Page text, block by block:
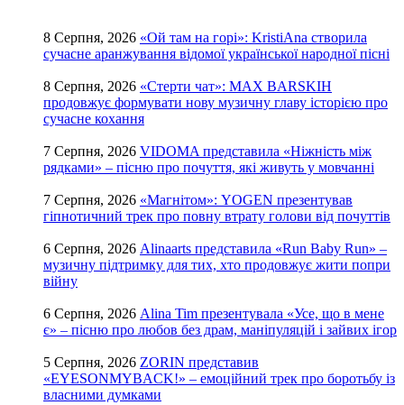
8 Серпня, 2026 «Ой там на горі»: KristiAna створила
сучасне аранжування відомої української народної пісні
8 Серпня, 2026 «Стерти чат»: MAX BARSKIH
продовжує формувати нову музичну главу історією про
сучасне кохання
7 Серпня, 2026 VIDOMA представила «Ніжність між
рядками» – пісню про почуття, які живуть у мовчанні
7 Серпня, 2026 «Магнітом»: YOGEN презентував
гіпнотичний трек про повну втрату голови від почуттів
6 Серпня, 2026 Alinaarts представила «Run Baby Run» –
музичну підтримку для тих, хто продовжує жити попри
війну
6 Серпня, 2026 Alina Tim презентувала «Усе, що в мене
є» – пісню про любов без драм, маніпуляцій і зайвих ігор
5 Серпня, 2026 ZORIN представив
«EYESONMYBACK!» – емоційний трек про боротьбу із
власними думками